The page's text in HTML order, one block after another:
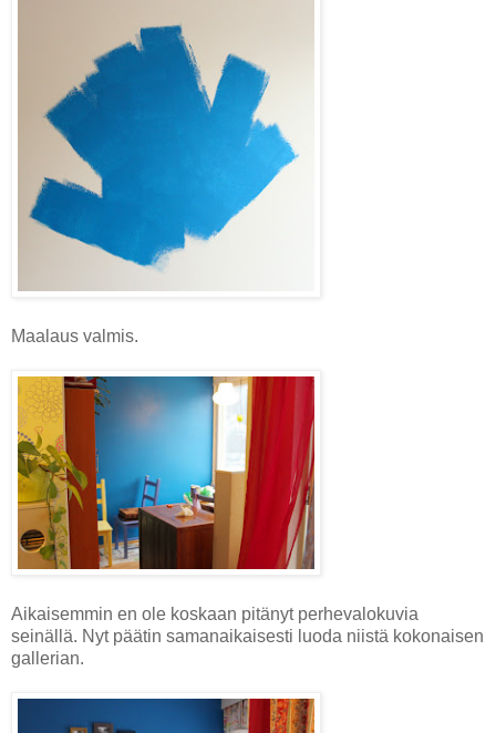
Maalaus valmis.
Aikaisemmin en ole koskaan pitänyt perhevalokuvia
seinällä. Nyt päätin samanaikaisesti luoda niistä kokonaisen
gallerian.